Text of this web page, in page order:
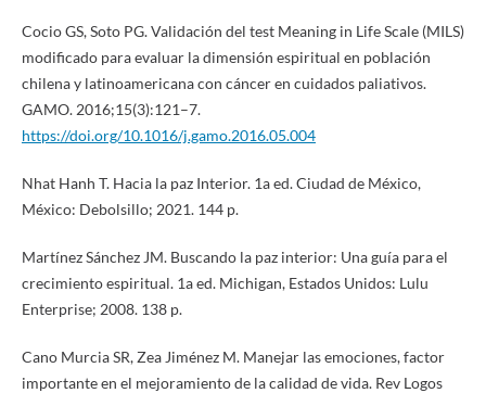
Cocio GS, Soto PG. Validación del test Meaning in Life Scale (MILS)
modificado para evaluar la dimensión espiritual en población
chilena y latinoamericana con cáncer en cuidados paliativos.
GAMO. 2016;15(3):121–7.
https://doi.org/10.1016/j.gamo.2016.05.004
Nhat Hanh T. Hacia la paz Interior. 1a ed. Ciudad de México,
México: Debolsillo; 2021. 144 p.
Martínez Sánchez JM. Buscando la paz interior: Una guía para el
crecimiento espiritual. 1a ed. Michigan, Estados Unidos: Lulu
Enterprise; 2008. 138 p.
Cano Murcia SR, Zea Jiménez M. Manejar las emociones, factor
importante en el mejoramiento de la calidad de vida. Rev Logos